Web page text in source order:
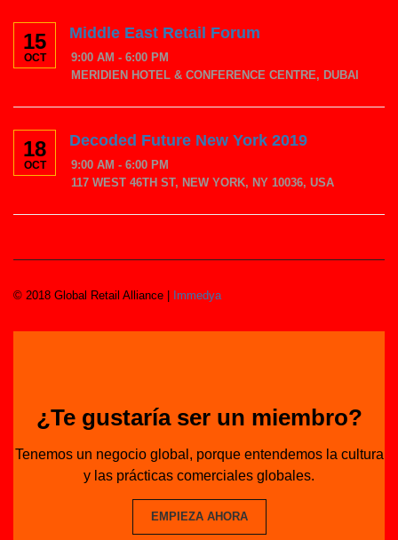
15
OCT
Middle East Retail Forum
9:00 AM - 6:00 PM
MERIDIEN HOTEL & CONFERENCE CENTRE, DUBAI
18
OCT
Decoded Future New York 2019
9:00 AM - 6:00 PM
117 WEST 46TH ST, NEW YORK, NY 10036, USA
© 2018 Global Retail Alliance | Immedya
¿Te gustaría ser un miembro?
Tenemos un negocio global, porque entendemos la cultura
y las prácticas comerciales globales.
EMPIEZA AHORA